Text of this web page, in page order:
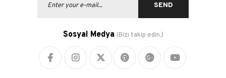
SEND
Sosyal Medya (Bizi takip edin.)